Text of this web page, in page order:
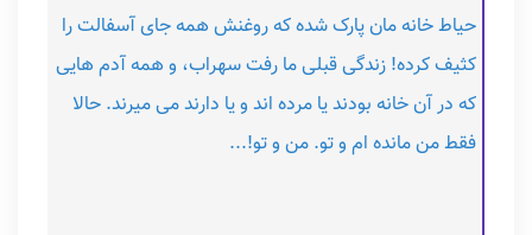
حیاط خانه مان پارک شده که روغنش همه جای آسفالت را
کثیف کرده! زندگی قبلی ما رفت سهراب، و همه آدم هایی
که در آن خانه بودند یا مرده اند و یا دارند می میرند. حالا
فقط من مانده ام و تو. من و تو!...